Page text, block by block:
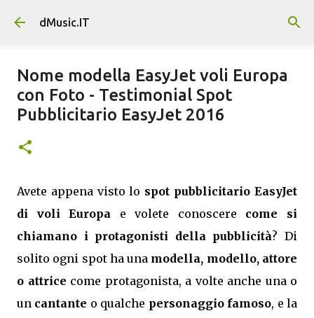
Passa ai contenuti principali
dMusic.IT
Nome modella EasyJet voli Europa
con Foto - Testimonial Spot
Pubblicitario EasyJet 2016
Avete appena visto lo spot pubblicitario EasyJet
di voli Europa e volete conoscere come si
chiamano i protagonisti della pubblicità? Di
solito ogni spot ha una modella, modello, attore
o attrice come protagonista, a volte anche una o
un cantante o qualche personaggio famoso, e la